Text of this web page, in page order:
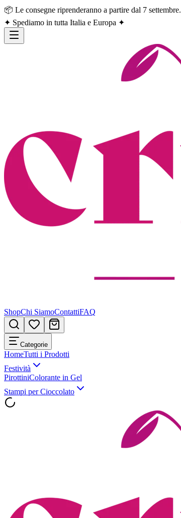
📦 Le consegne riprenderanno a partire dal 7 settembre.
✦ Spediamo in tutta Italia e Europa ✦
ShopChi SiamoContattiFAQ
Categorie
HomeTutti i Prodotti
Festività
PirottiniColorante in Gel
Stampi per Cioccolato